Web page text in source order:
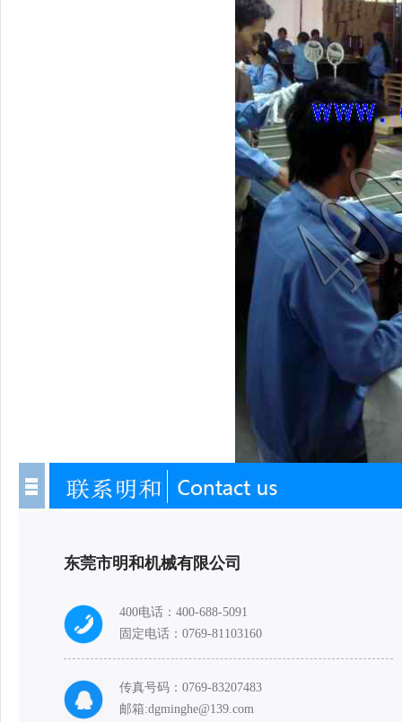
东莞市明和机械有限公司
400电话： 400-688-5091
固定电话：0769-81103160
传真号码：0769-83207483
邮箱:dgminghe@139.com